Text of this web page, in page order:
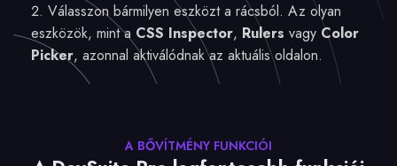
Válasszon bármilyen eszközt a rácsból. Az olyan
eszközök, mint a CSS Inspector, Rulers vagy Color
Picker, azonnal aktiválódnak az aktuális oldalon.
A BŐVÍTMÉNY FUNKCIÓI